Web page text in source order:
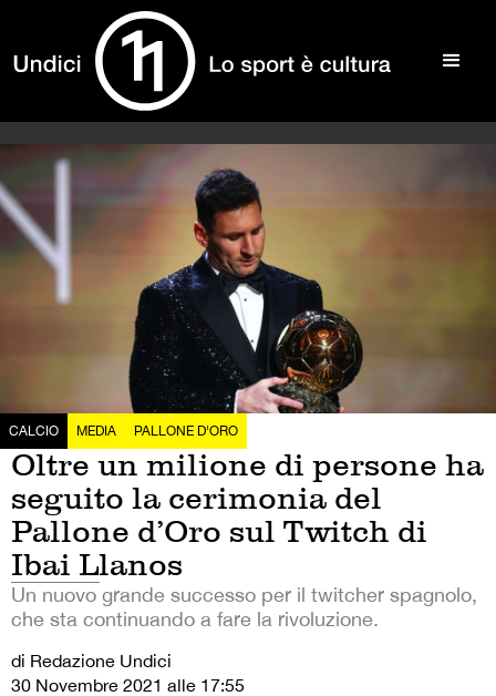
CALCIO MEDIA PALLONE D'ORO
Oltre un milione di persone ha
seguito la cerimonia del
Pallone d’Oro sul Twitch di
Ibai Llanos
Un nuovo grande successo per il twitcher spagnolo,
che sta continuando a fare la rivoluzione.
di Redazione Undici
30 Novembre 2021 alle 17:55